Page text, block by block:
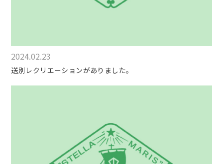
2024.02.23
送別レクリエーションがありました。